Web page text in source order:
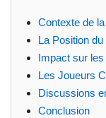
Contexte de
La Position
Impact sur
Les Joueurs
Discussions
Conclusion